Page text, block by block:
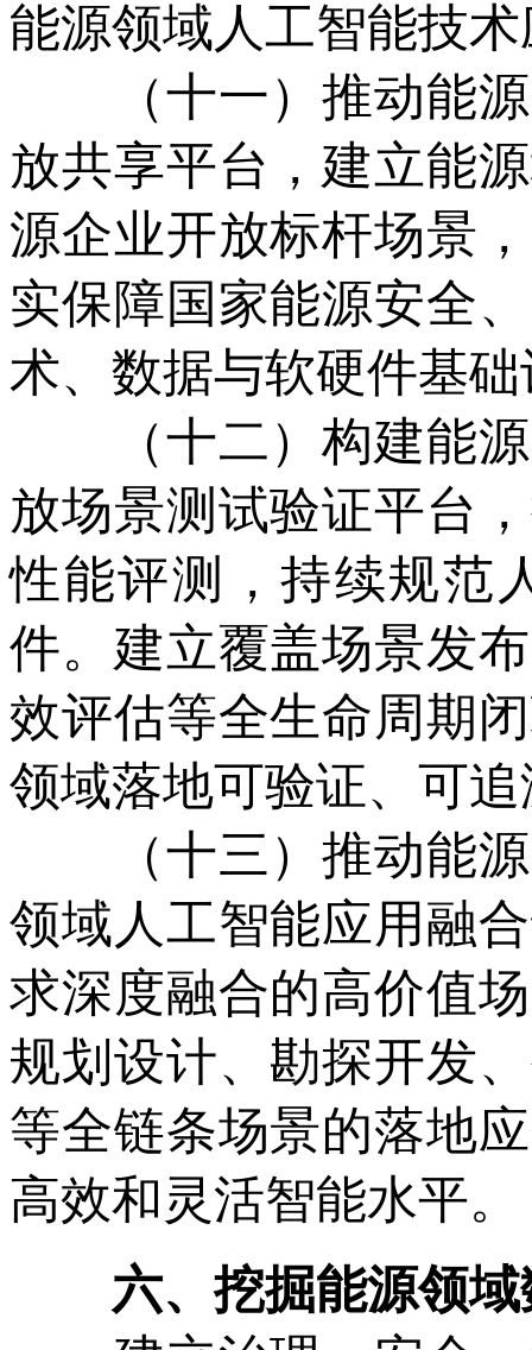
能源领域人工智能技
（十一）推动能源
放共享平台，建立能
源企业开放标杆场景
实保障国家能源安全
术、数据与软硬件基
（十二）构建能源
放场景测试验证平台
性能评测，持续规范
件。建立覆盖场景发
效评估等全生命周期
领域落地可验证、可
（十三）推动能源
领域人工智能应用融
求深度融合的高价值
规划设计、勘探开发
等全链条场景的落地
高效和灵活智能水平。
六、挖掘能源领域